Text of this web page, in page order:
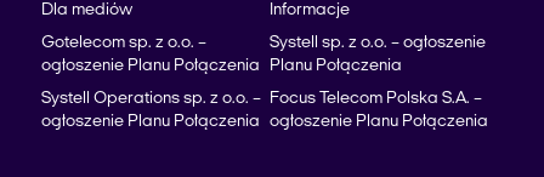
Dla mediów
Informacje
Gotelecom sp. z o.o. –
ogłoszenie Planu Połączenia
Systell sp. z o.o. – ogłoszenie
Planu Połączenia
Systell Operations sp. z o.o. –
ogłoszenie Planu Połączenia
Focus Telecom Polska S.A. –
ogłoszenie Planu Połączenia